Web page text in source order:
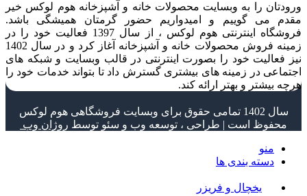
ورودتان را به وبسایت محصولات خانه و آشپزخانه هوم لوکس خیر
مقدم می گوییم و امیدواریم حضور گرمتان همیشگی باشد.
فروشگاه اینترنتی هوم لوکس ، از سال 1397 فعالیت خود را در
زمینه فروش محصولات خانه و آشپزخانه آغاز کرد و در سال 1402
نیز فعالیت خود را بصورت اینترنتی در قالب وبسایت و شبکه های
اجتماعی در زمینه های بیشتری گسترش داد تا بتواند خدمات خود را
هرچه بیشتر و بهتر ارائه کند.
سال 1402 تمامی حقوق برای وبسایت فروشگاهی هوم لوکس
محفوظ است | طراحی ، توسعه وب و سئو توسط روژان وب
منو
دسته بندی ها
یخچال و فریزر